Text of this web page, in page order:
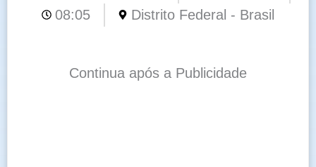
08:05
Distrito Federal - Brasil
Continua após a Publicidade